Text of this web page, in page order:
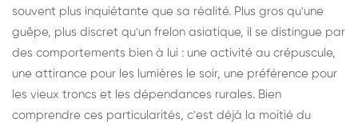
souvent plus inquiétante que sa réalité. Plus gros qu'une
guêpe, plus discret qu'un frelon asiatique, il se distingue par
des comportements bien à lui : une activité au crépuscule,
une attirance pour les lumières le soir, une préférence pour
les vieux troncs et les dépendances rurales. Bien
comprendre ces particularités, c'est déjà la moitié du